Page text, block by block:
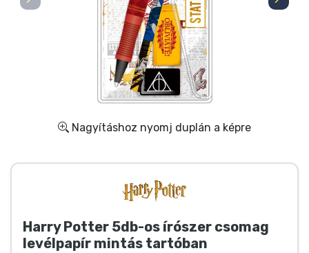
Nagyításhoz nyomj duplán a képre
Harry Potter 5db-os írószer csomag
levélpapír mintás tartóban
Szállítás és fizetés
Sorozatos cuccok
Animés cuccok
Gamer cuccok